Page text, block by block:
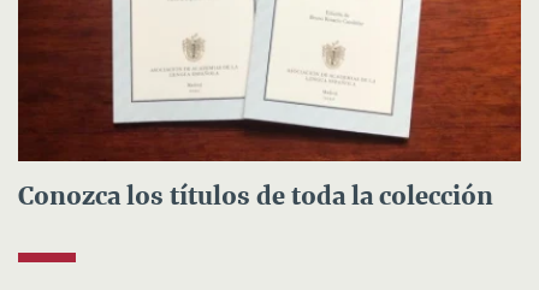
Conozca los títulos de toda la colección